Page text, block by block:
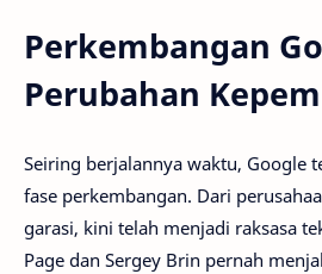
Perkembangan
Perubahan
Seiring berjalannya waktu, Google
fase perkembangan. Dari
garasi, kini telah menjadi raksasa
Page dan Sergey Brin pernah